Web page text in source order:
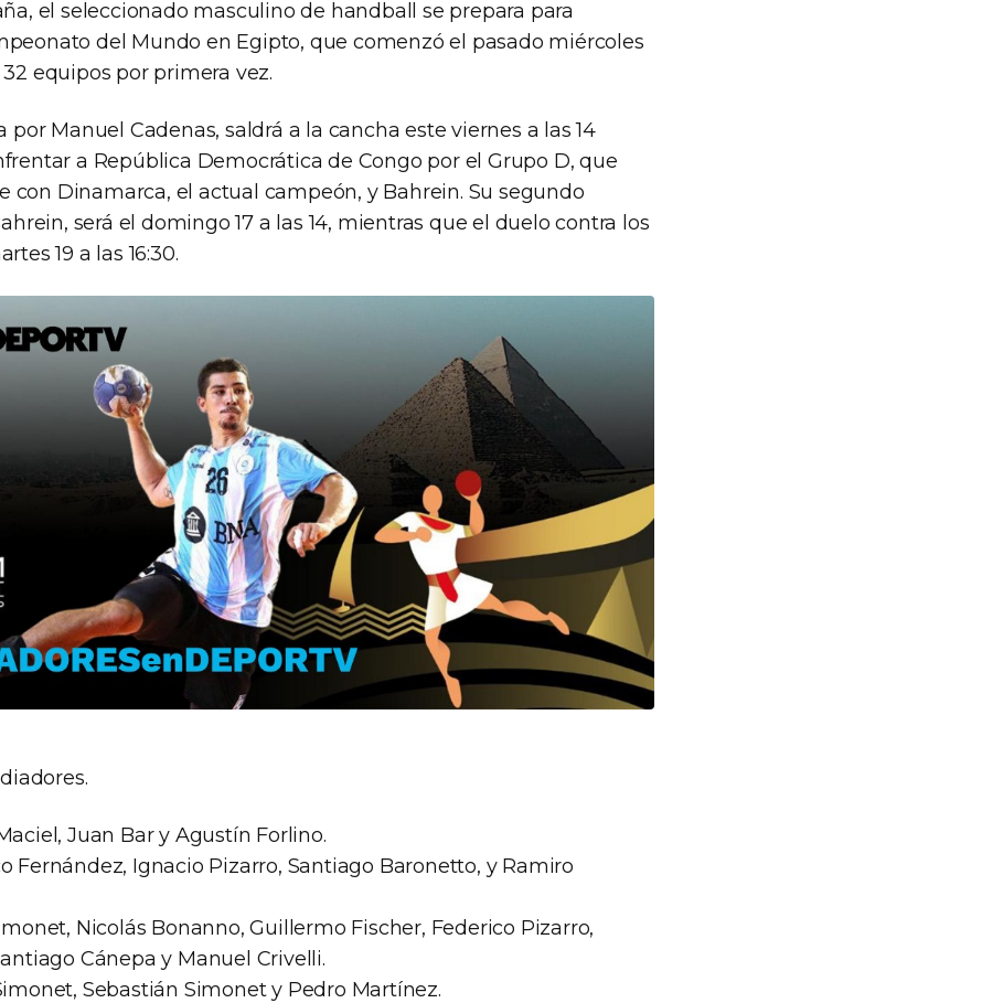
el seleccionado masculino de handball se prepara para
del Mundo en Egipto, que comenzó el pasado miércoles
equipos por primera vez.
Manuel Cadenas, saldrá a la cancha este viernes a las 14
a República Democrática de Congo por el Grupo D, que
con Dinamarca, el actual campeón, y Bahrein. Su segundo
será el domingo 17 a las 14, mientras que el duelo contra los
19 a las 16:30.
Juan Bar y Agustín Forlino.
Fernández, Ignacio Pizarro, Santiago Baronetto, y Ramiro
Nicolás Bonanno, Guillermo Fischer, Federico Pizarro,
Cánepa y Manuel Crivelli.
Sebastián Simonet y Pedro Martínez.